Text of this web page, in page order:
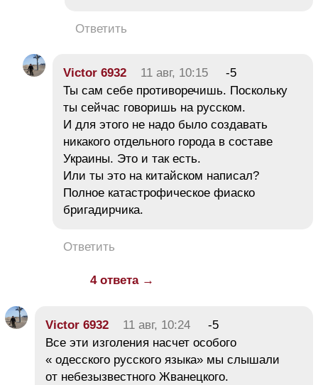
Ответить
Victor 6932 11 авг, 10:15
-5
Ты сам себе противоречишь. Поскольку
ты сейчас говоришь на русском.
И для этого не надо было создавать
никакого отдельного города в составе
Украины. Это и так есть.
Или ты это на китайском написал?
Полное катастрофическое фиаско
бригадирчика.
Ответить
4 ответа →
Victor 6932 11 авг, 10:24
-5
Все эти изголения насчет особого
« одесского русского языка» мы слышали
от небезызвестного Жванецкого.